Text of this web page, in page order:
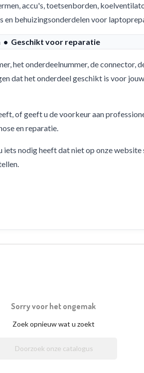
accu's, toetsenborden,
en behuizingsonderdelen voor
• Geschikt voor reparatie
het onderdeelnummer, de connector,
dat het onderdeel geschikt is voor
of geeft u de voorkeur aan
en reparatie.
iets nodig heeft dat niet op onze
Sorry voor het ongemak
Zoek opnieuw wat u zoekt